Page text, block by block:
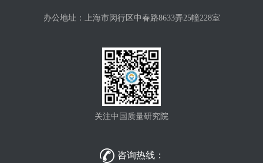
办公地址：上海市闵行区中春路8633弄25幢228室
关注中国质量研究院
 咨询热线：